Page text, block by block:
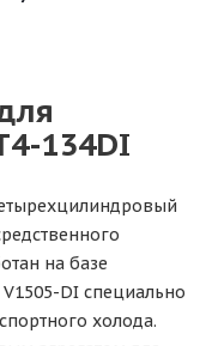
134DI
на базе
DI специально
холода.